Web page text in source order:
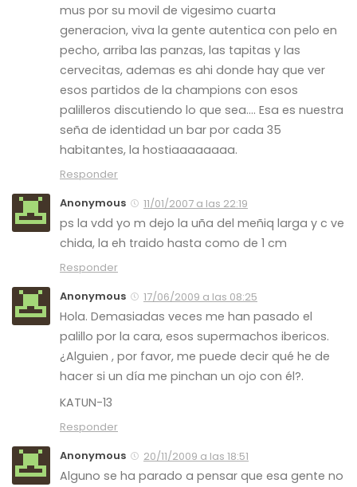
mus por su movil de vigesimo cuarta
generacion, viva la gente autentica con pelo en
pecho, arriba las panzas, las tapitas y las
cervecitas, ademas es ahi donde hay que ver
esos partidos de la champions con esos
palilleros discutiendo lo que sea…. Esa es nuestra
seña de identidad un bar por cada 35
habitantes, la hostiaaaaaaaa.
Responder
Anonymous
11/01/2007 a las 22:19
ps la vdd yo m dejo la uña del meñiq larga y c ve
chida, la eh traido hasta como de 1 cm
Responder
Anonymous
17/06/2009 a las 08:25
Hola. Demasiadas veces me han pasado el
palillo por la cara, esos supermachos ibericos.
¿Alguien , por favor, me puede decir qué he de
hacer si un día me pinchan un ojo con él?.
KATUN-13
Responder
Anonymous
20/11/2009 a las 18:51
Alguno se ha parado a pensar que esa gente no